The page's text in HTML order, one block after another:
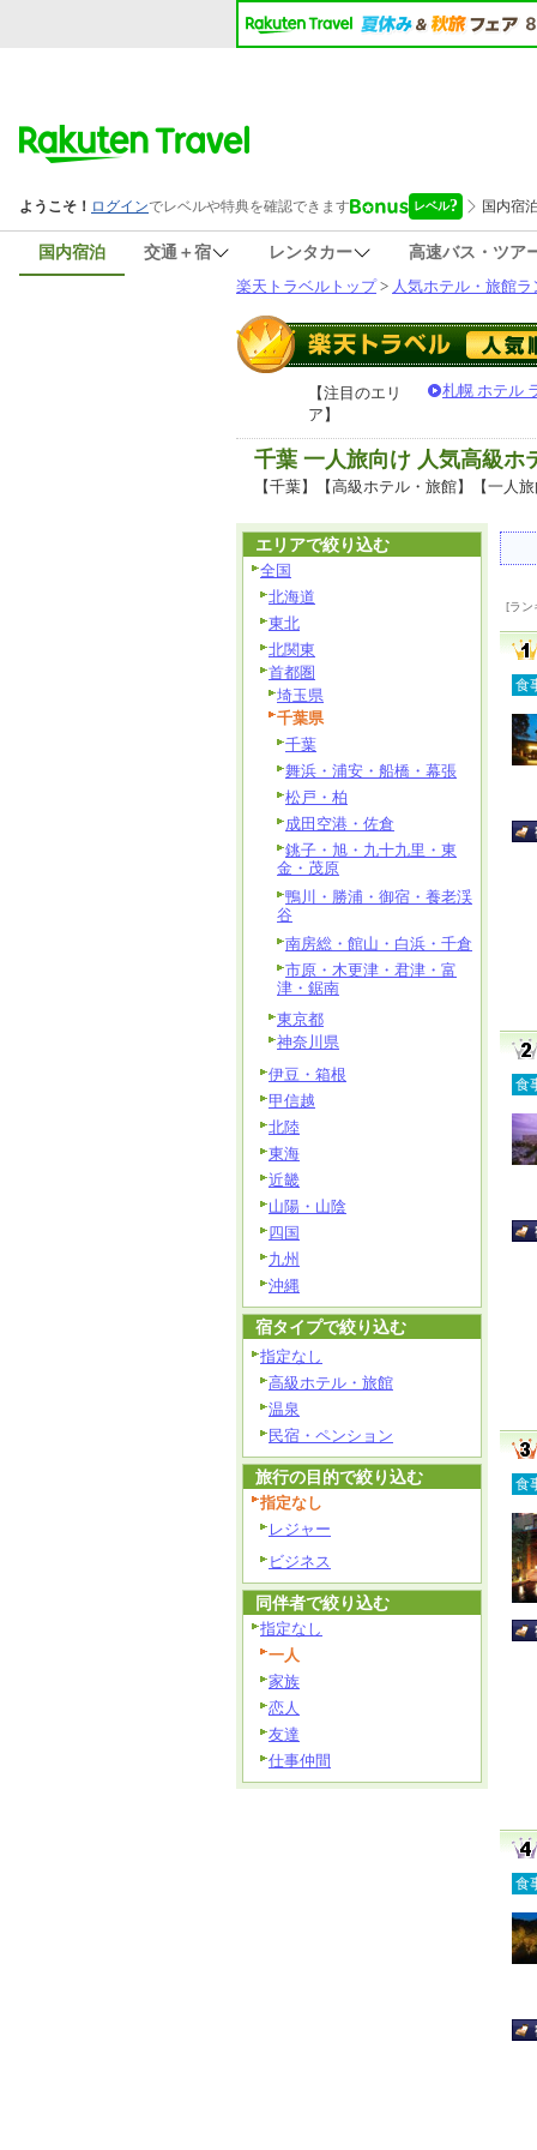
国内宿泊 交通＋宿 レンタカー
高速バス・ツア
楽天トラベルトップ> 人気ホテル・旅館ラ
【注目のエリ
ア】
札幌 ホテル
千葉 一人旅向け 人気高級ホ
【千葉】【高級ホテル・旅館】【一人
[ラン
食
食
食
食
エリアで絞り込む
全国
北海道
東北
北関東
首都圏
埼玉県
千葉県
千葉
舞浜・浦安・船橋・幕張
松戸・柏
成田空港・佐倉
銚子・旭・九十九里・東
金・茂原
鴨川・勝浦・御宿・養老渓
谷
南房総・館山・白浜・千倉
市原・木更津・君津・富
津・鋸南
東京都
神奈川県
伊豆・箱根
甲信越
北陸
東海
近畿
山陽・山陰
四国
九州
沖縄
宿タイプで絞り込む
指定なし
高級ホテル・旅館
温泉
民宿・ペンション
旅行の目的で絞り込む
指定なし
レジャー
ビジネス
同伴者で絞り込む
指定なし
一人
家族
恋人
友達
仕事仲間